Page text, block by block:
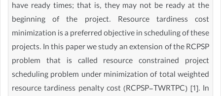
have ready times; that is, they may not be ready at the
beginning of the project. Resource tardiness cost
minimization is a preferred objective in scheduling of these
projects. In this paper we study an extension of the RCPSP
problem that is called resource constrained project
scheduling problem under minimization of total weighted
resource tardiness penalty cost (RCPSP-TWRTPC) [1]. In